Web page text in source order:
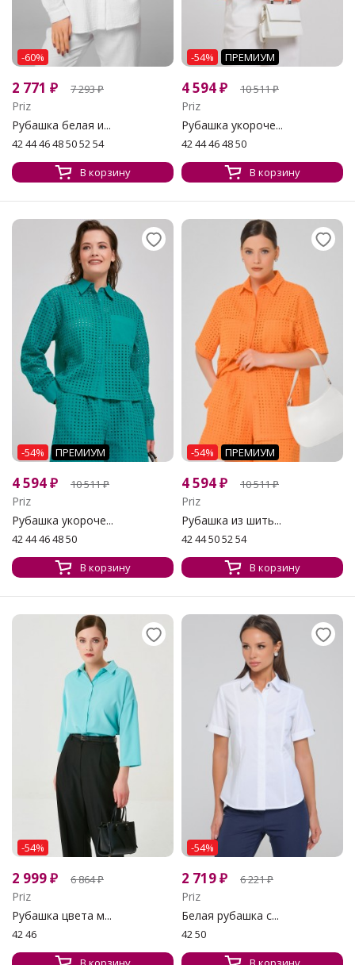
-60%
2 771 ₽ 7 293₽
Priz
Рубашка белая и...
42 44 46 48 50 52 54
В корзину
-54% ПРЕМИУМ
4 594₽ 10 511₽
Priz
Рубашка укороче...
42 44 46 48 50
В корзину
-54% ПРЕМИУМ
4 594₽ 10 511₽
Priz
Рубашка укороче...
42 44 46 48 50
В корзину
-54% ПРЕМИУМ
4 594₽ 10 511₽
Priz
Рубашка из шить...
42 44 50 52 54
В корзину
-54%
2 999₽ 6 864₽
Priz
Рубашка цвета м...
42 46
-54%
2 719₽ 6 221₽
Priz
Белая рубашка с...
42 50